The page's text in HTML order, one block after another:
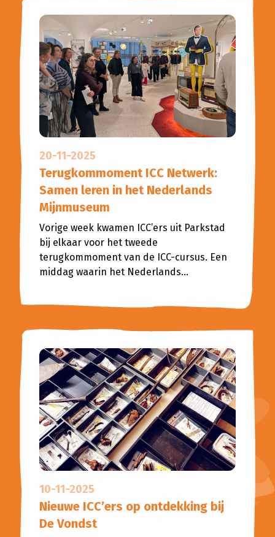
20-11-2025
Terugkommoment ICC Netwerk:
Samen leren in het Nederlands
Mijnmuseum
Vorige week kwamen ICC’ers uit Parkstad
bij elkaar voor het tweede
terugkommoment van de ICC-cursus. Een
middag waarin het Nederlands...
10-11-2025
Nieuwe ICC’ers op ontdekking bij
De Vondst